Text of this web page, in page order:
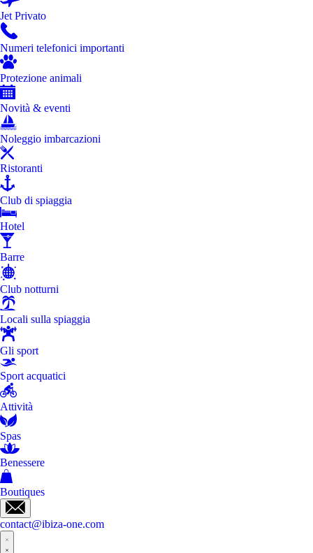
Jet Privato
Numeri telefonici importanti
Protezione animali
Novità & eventi
Noleggio imbarcazioni
Ristoranti
Club di spiaggia
Hotel
Barre
Club notturni
Locali sulla spiaggia
Gli sport
Sport acquatici
Attività
Spas
Benessere
Boutiques
contact@ibiza-one.com